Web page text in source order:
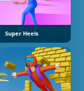
Super Heels